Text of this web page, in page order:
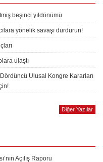
beşinci yıldönümü
yönelik savaşı durdurun!
ulaştı
Ulusal Kongre Kararları
Diğer Yazılar
Açılış Raporu